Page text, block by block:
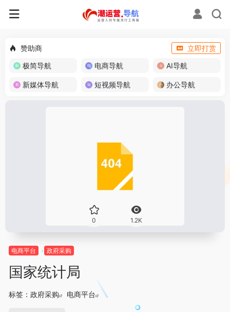
赞助商
立即打赏
极简导航
电商导航 AI导航
新媒体导航 短视频导航 办公导航
0 1.2K
电商平台 政府采购
国家统计局
标签： 政府采购 电商平台